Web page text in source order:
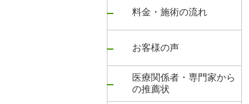
料金・施術の流れ
お客様の声
医療関係者・専門家から
の推薦状